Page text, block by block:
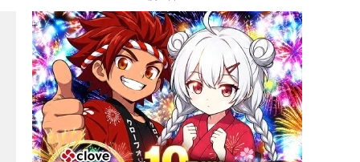
Trucks 承諾成為高科技供應鏈的可靠夥伴?
不會缺席！?
「晶華酒店集團三天兩夜專屬套裝行程」禮遇?